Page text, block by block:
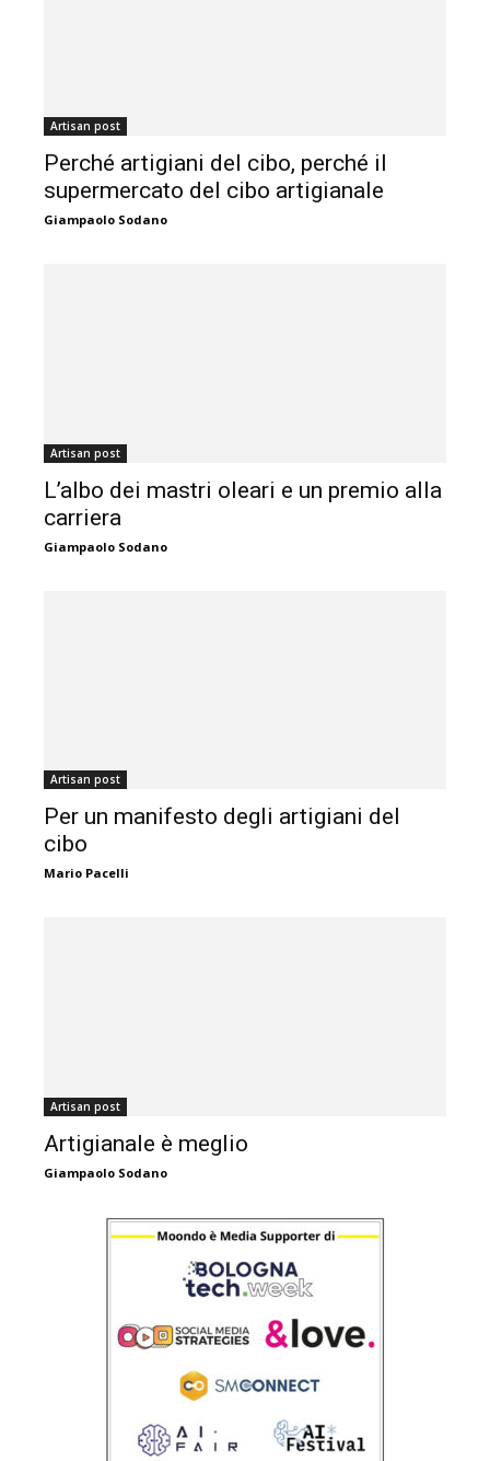
Artisan post
Perché artigiani del cibo, perché il
supermercato del cibo artigianale
Giampaolo Sodano
Artisan post
L’albo dei mastri oleari e un premio alla
carriera
Giampaolo Sodano
Artisan post
Per un manifesto degli artigiani del
cibo
Mario Pacelli
Artisan post
Artigianale è meglio
Giampaolo Sodano